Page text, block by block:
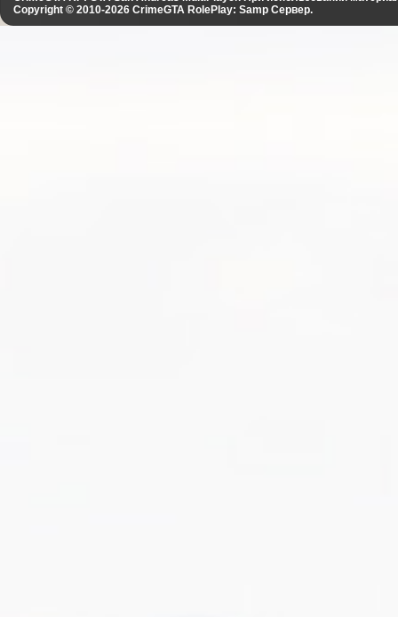
Copyright © 2010-2026 CrimeGTA RolePlay: Samp Сервер.